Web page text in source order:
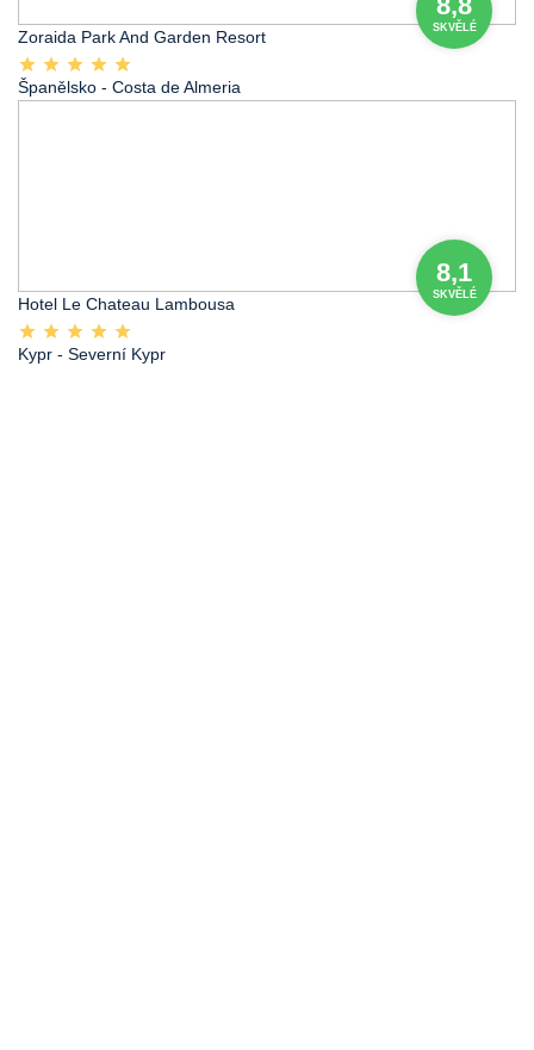
SKVĚLÉ
Zoraida Park And Garden Resort
Španělsko - Costa de Almeria
8,1
SKVĚLÉ
Hotel Le Chateau Lambousa
Kypr - Severní Kypr